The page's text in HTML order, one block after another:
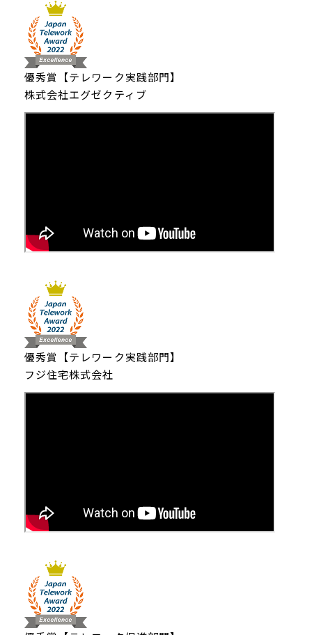
優秀賞【テレワーク実践部門】
株式会社エグゼクティブ
優秀賞【テレワーク実践部門】
フジ住宅株式会社